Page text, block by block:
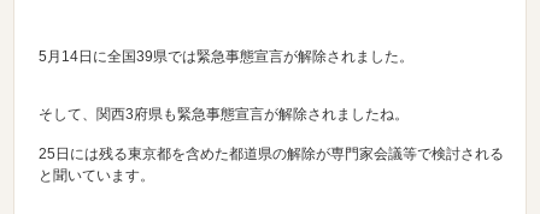
5月14日に全国39県では緊急事態宣言が解除されました。
そして、関西3府県も緊急事態宣言が解除されましたね。
25日には残る東京都を含めた都道県の解除が専門家会議等で検討される
と聞いています。